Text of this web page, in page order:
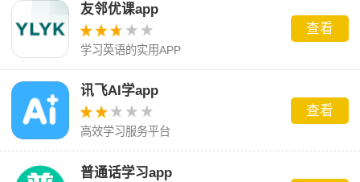
友邻优课app
学习英语的实用APP
查看
讯飞AI学app
高效学习服务平台
查看
普通话学习app